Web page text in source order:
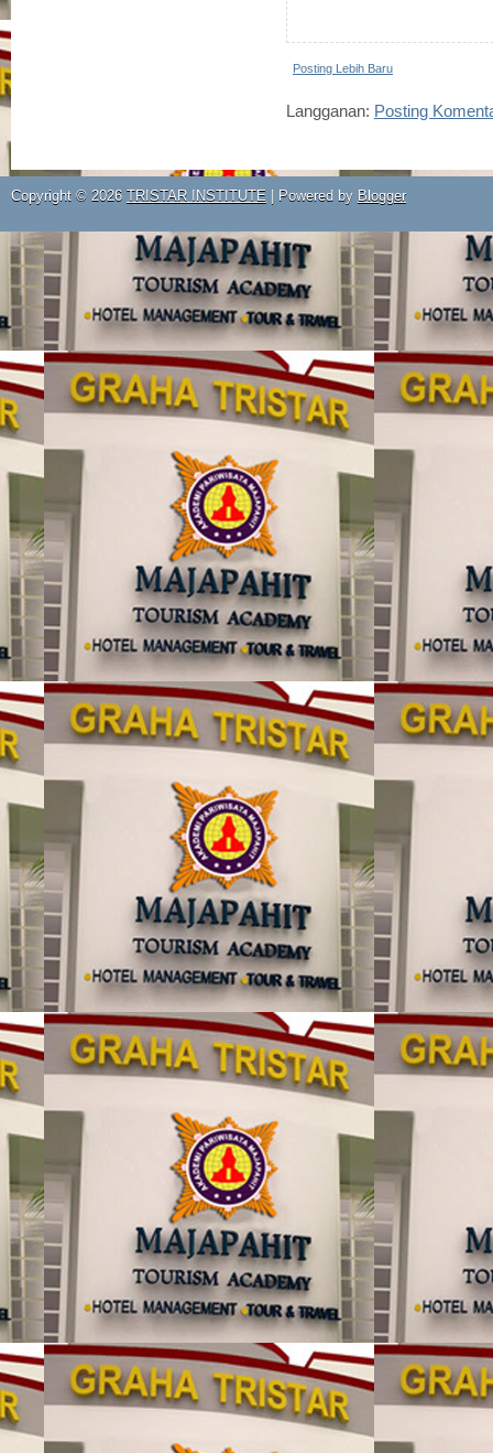
Posting Lebih Baru
Langganan: Posting
Copyright © 2026 TRISTAR INSTITUTE | Powered by Blogger